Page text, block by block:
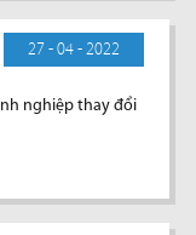
27 - 04 - 2022
nghiệp thay đổi